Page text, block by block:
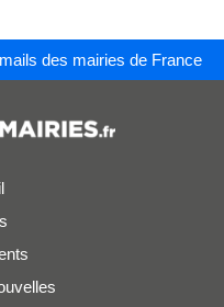
des mairies de France